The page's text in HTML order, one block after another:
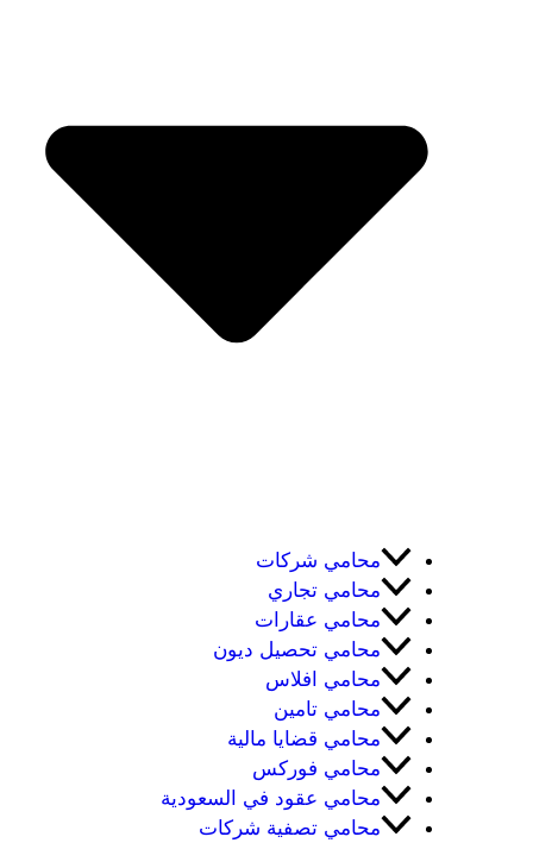
محامي شركات
محامي تجاري
محامي عقارات
محامي تحصيل ديون
محامي افلاس
محامي تامين
محامي قضايا مالية
محامي فوركس
محامي عقود في السعودية
محامي تصفية شركات